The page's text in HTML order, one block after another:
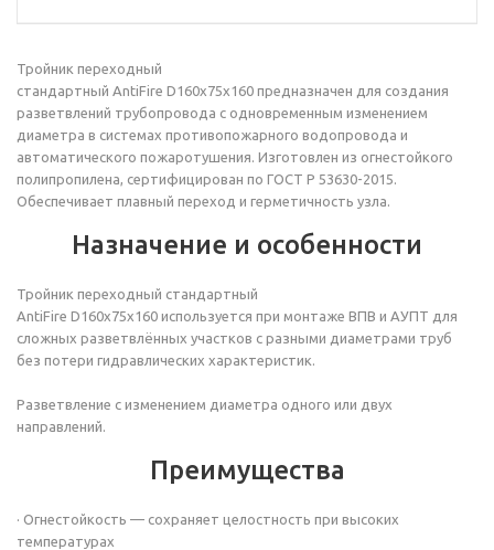
Тройник переходный
стандартный AntiFire D160х75х160 предназначен для создания
разветвлений трубопровода с одновременным изменением
диаметра в системах противопожарного водопровода и
автоматического пожаротушения. Изготовлен из огнестойкого
полипропилена, сертифицирован по ГОСТ Р 53630-2015.
Обеспечивает плавный переход и герметичность узла.
Назначение и особенности
Тройник переходный стандартный
AntiFire D160х75х160 используется при монтаже ВПВ и АУПТ для
сложных разветвлённых участков с разными диаметрами труб
без потери гидравлических характеристик.
Разветвление с изменением диаметра одного или двух
направлений.
Преимущества
· Огнестойкость — сохраняет целостность при высоких
температурах